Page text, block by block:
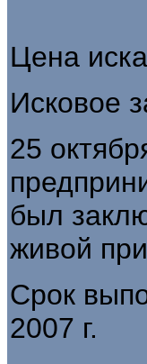
Цена
Исковое
25
был
живой
Срок
2007 г.